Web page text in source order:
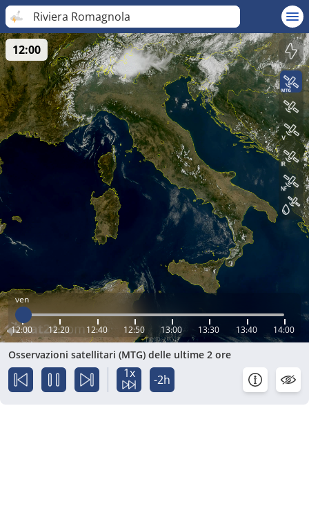
Riviera Romagnola
ven
12:00 12:20 12:40 12:50 13:00 13:30 13:40 14:00
12:00
Osservazioni satellitari (MTG) delle ultime 2 ore
1x -2h